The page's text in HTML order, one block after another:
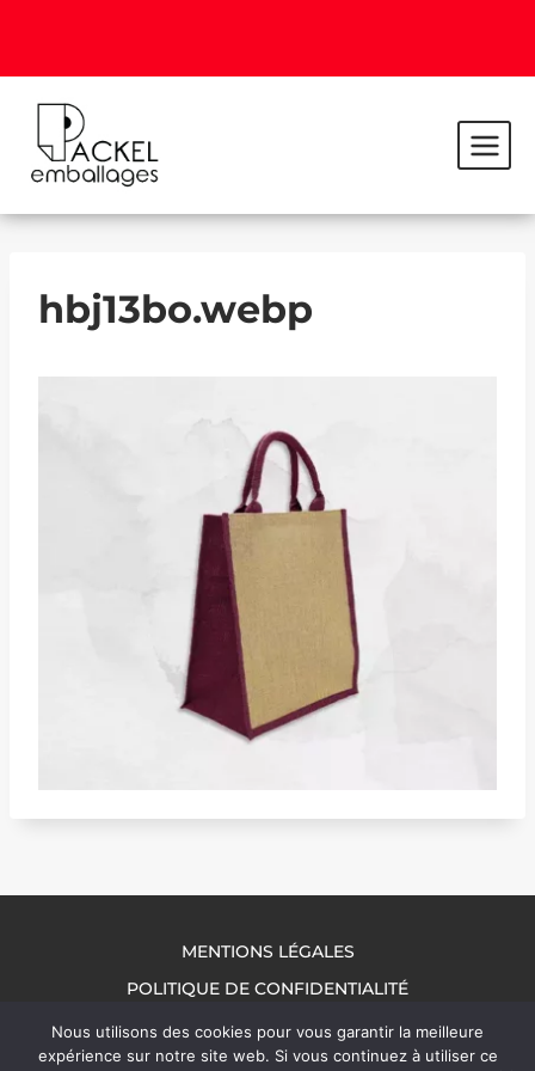
hbj13bo.webp
MENTIONS LÉGALES
POLITIQUE DE CONFIDENTIALITÉ
NOUS CONTACTER
Nous utilisons des cookies pour vous garantir la meilleure
expérience sur notre site web. Si vous continuez à utiliser ce